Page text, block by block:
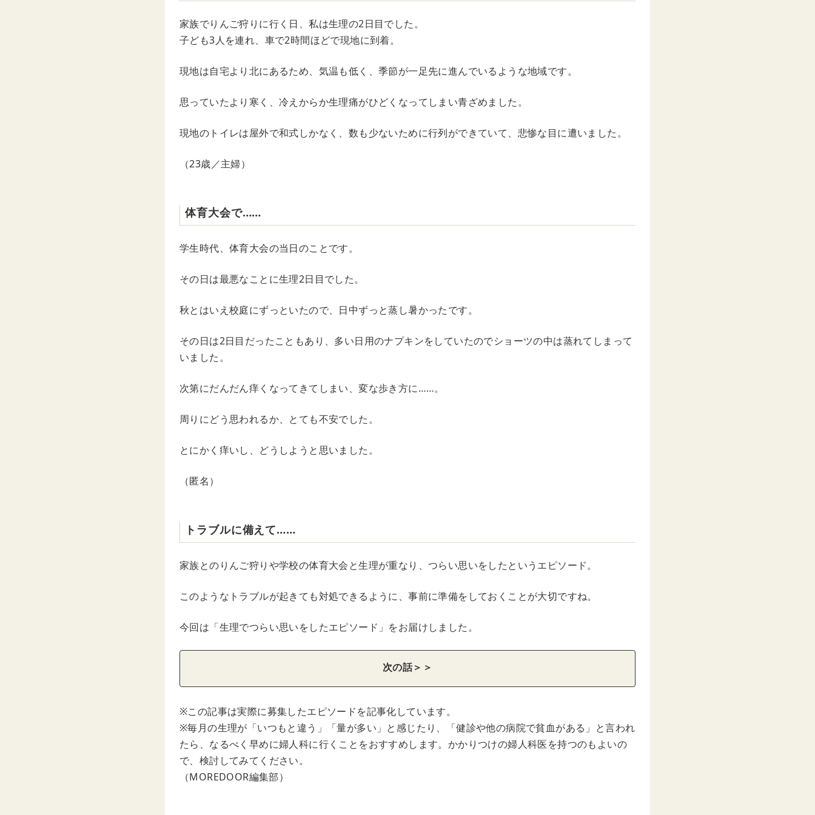
t
家族でりんご狩りに行く日、私は生理の2日目でした。
子ども3人を連れ、車で2時間ほどで現地に到着。
現地は自宅より北にあるため、気温も低く、季節が一足先に進んでいるような地域です。
思っていたより寒く、冷えからか生理痛がひどくなってしまい青ざめました。
現地のトイレは屋外で和式しかなく、数も少ないために行列ができていて、悲惨な目に遭いました。
（23歳／主婦）
体育大会で……
学生時代、体育大会の当日のことです。
その日は最悪なことに生理2日目でした。
秋とはいえ校庭にずっといたので、日中ずっと蒸し暑かったです。
その日は2日目だったこともあり、多い日用のナプキンをしていたのでショーツの中は蒸れてしまって
いました。
次第にだんだん痒くなってきてしまい、変な歩き方に……。
周りにどう思われるか、とても不安でした。
とにかく痒いし、どうしようと思いました。
（匿名）
トラブルに備えて……
家族とのりんご狩りや学校の体育大会と生理が重なり、つらい思いをしたというエピソード。
このようなトラブルが起きても対処できるように、事前に準備をしておくことが大切ですね。
今回は「生理でつらい思いをしたエピソード」をお届けしました。
次の話＞＞
※この記事は実際に募集したエピソードを記事化しています。
※毎月の生理が「いつもと違う」「量が多い」と感じたり、「健診や他の病院で貧血がある」と言われ
たら、なるべく早めに婦人科に行くことをおすすめします。かかりつけの婦人科医を持つのもよいの
で、検討してみてください。
（MOREDOOR編集部）